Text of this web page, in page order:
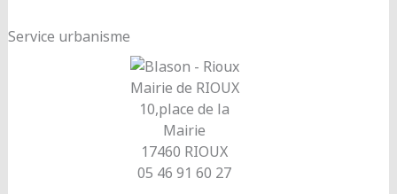
Service urbanisme
Mairie de RIOUX
10,place de la
Mairie
17460 RIOUX
05 46 91 60 27